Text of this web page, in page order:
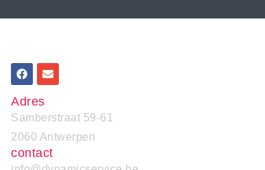
Adres
Samberstraat 59-61
2060 Antwerpen
contact